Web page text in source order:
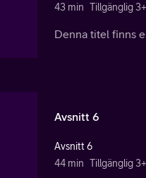
43 min Tillgänglig
Denna titel finns
Avsnitt 6
Avsnitt 6
44 min Tillgänglig